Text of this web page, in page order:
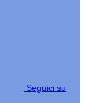
Seguici su